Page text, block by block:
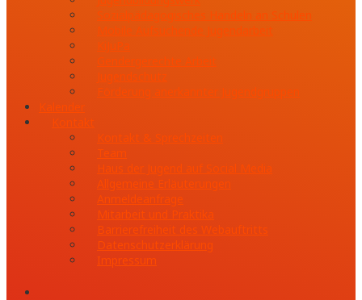
Sozialpädagogisches Handeln an Schulen
Mobile Aufsuchende Jugendarbeit
KiJuPa
Gendergerechte Arbeit
Jugendschutz
Förderung anerkannter Jugendgruppen
Kalender
Kontakt
Kontakt & Sprechzeiten
Team
Haus der Jugend auf Social Media
Allgemeine Erläuterungen
Anmeldeanfrage
Mitarbeit und Praktika
Barrierefreiheit des Webauftritts
Datenschutzerklärung
Impressum